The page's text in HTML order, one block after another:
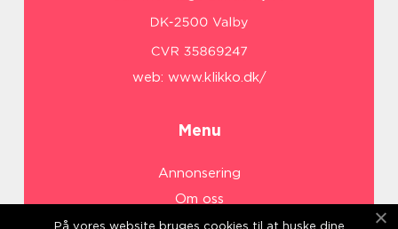
web: www.klikko.dk/
Menu
Annonsering
Om oss
Cookies
På vores website bruges cookies til at huske dine